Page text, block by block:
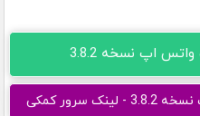
اپ نسخه 3.8.2
کمکی